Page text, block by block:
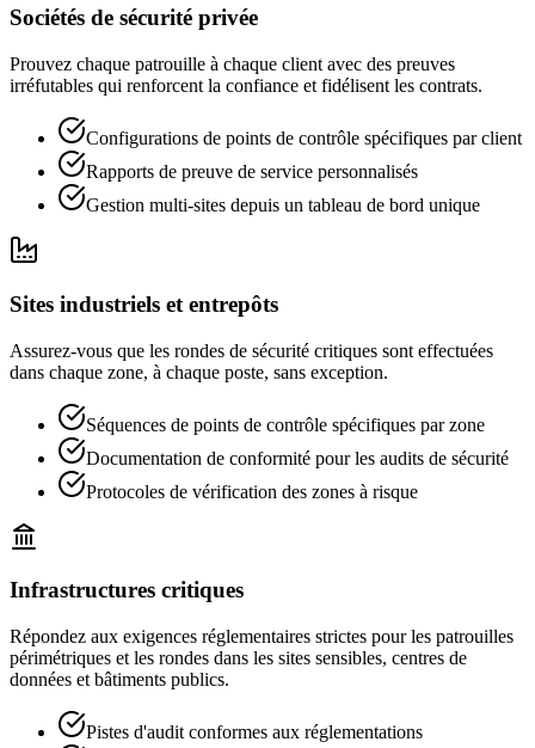
Sociétés de sécurité privée
Prouvez chaque patrouille à chaque client avec des preuves
irréfutables qui renforcent la confiance et fidélisent les contrats.
Configurations de points de contrôle spécifiques par client
Rapports de preuve de service personnalisés
Gestion multi-sites depuis un tableau de bord unique
Sites industriels et entrepôts
Assurez-vous que les rondes de sécurité critiques sont effectuées
dans chaque zone, à chaque poste, sans exception.
Séquences de points de contrôle spécifiques par zone
Documentation de conformité pour les audits de sécurité
Protocoles de vérification des zones à risque
Infrastructures critiques
Répondez aux exigences réglementaires strictes pour les patrouilles
périmétriques et les rondes dans les sites sensibles, centres de
données et bâtiments publics.
Pistes d'audit conformes aux réglementations